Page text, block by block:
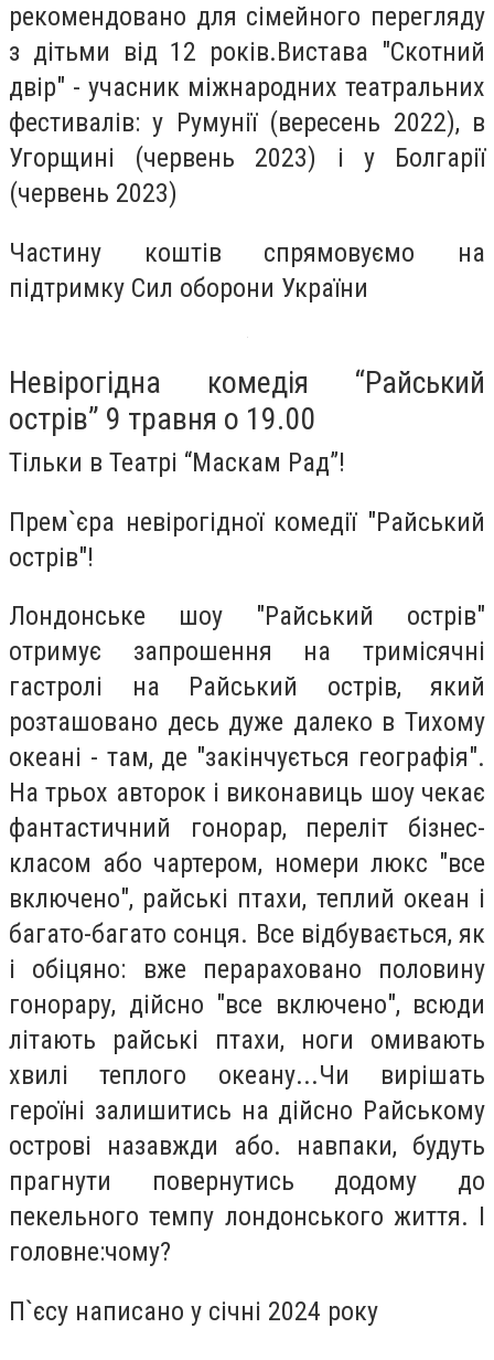
рекомендовано для сімейного перегляду
з дітьми від 12 років.Вистава "Скотний
двір" - учасник міжнародних театральних
фестивалів: у Румунії (вересень 2022), в
Угорщині (червень 2023) і у Болгарії
(червень 2023)
Частину коштів спрямовуємо на
підтримку Сил оборони України
Невірогідна комедія “Райський
острів” 9 травня о 19.00
Тільки в Театрі “Маскам Рад”!
Прем`єра невірогідної комедії "Райський
острів"!
Лондонське шоу "Райський острів"
отримує запрошення на тримісячні
гастролі на Райський острів, який
розташовано десь дуже далеко в Тихому
океані - там, де "закінчується географія".
На трьох авторок і виконавиць шоу чекає
фантастичний гонорар, переліт бізнес-
класом або чартером, номери люкс "все
включено", райські птахи, теплий океан і
багато-багато сонця. Все відбувається, як
і обіцяно: вже перараховано половину
гонорару, дійсно "все включено", всюди
літають райські птахи, ноги омивають
хвилі теплого океану...Чи вирішать
героїні залишитись на дійсно Райському
острові назавжди або. навпаки, будуть
прагнути повернутись додому до
пекельного темпу лондонського життя. І
головне:чому?
П`єсу написано у січні 2024 року